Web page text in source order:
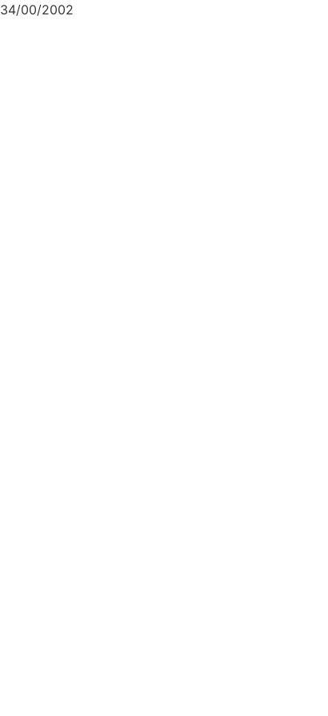
34/00/2002